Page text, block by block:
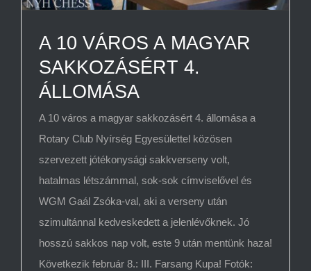
A 10 VÁROS A MAGYAR
SAKKOZÁSÉRT 4.
ÁLLOMÁSA
A 10 város a magyar sakkozásért 4. állomása a
Rotary Club Nyírség Egyesülettel közösen
szervezett jótékonysági sakkverseny volt,
hatalmas létszámmal, sok-sok címviselővel és
WGM Gaál Zsóka-val, aki a verseny után
szimultánnal kedveskedett a jelenlévőknek. Jó
hosszú sakkos nap volt, este 9 után mentünk haza!
Következik február 8.: III. Farsang Kupa! Fotók: